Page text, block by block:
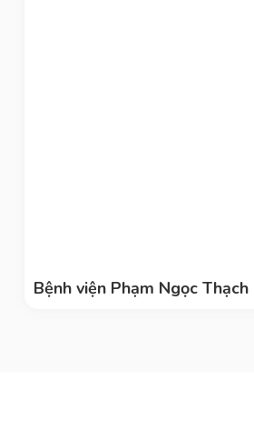
Bệnh viện Phạm Ngọc Thạch